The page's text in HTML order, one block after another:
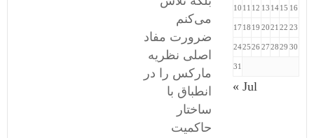
می‌کنم
ضرورت مفاد
اصلی نظریه
مارکس را در
انطباق با
ساختار
حاکمیت
10 11 12 13 1415 16
17 18 19 2021 22 23
2425 26 2728 29 30
31
« Jul